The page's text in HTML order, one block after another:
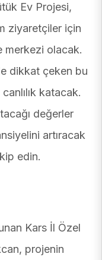
Ev Projesi,
ziyaretçiler için
merkezi olacak.
dikkat çeken bu
katacak.
değerler
artıracak
edin.
Kars İl Özel
projenin